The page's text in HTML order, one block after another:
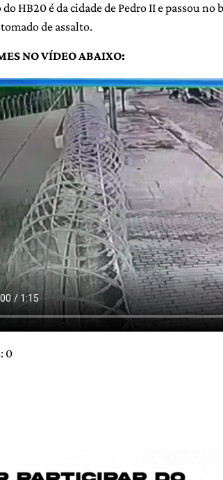
HB20 é da cidade de Pedro II e passou
de assalto.
NO VÍDEO ABAIXO:
0